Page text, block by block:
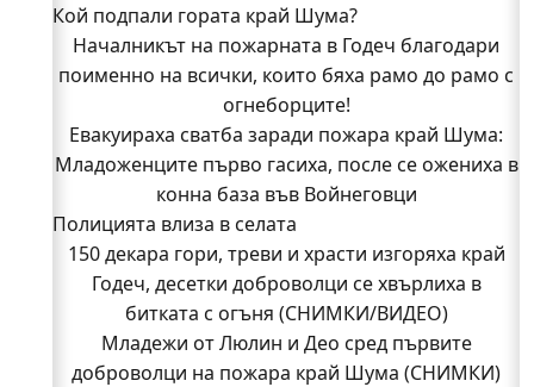
Младежи от Люлин и Део сред първите
доброволци на пожара край Шума (СНИМКИ)
Началникът на пожарната в Годеч благодари
поименно на всички, които бяха рамо до рамо с
огнеборците!
150 декара гори, треви и храсти изгоряха край
Годеч, десетки доброволци се хвърлиха в
битката с огъня (СНИМКИ/ВИДЕО)
Полицията влиза в селата
Възможни са прекъсвания на тока утре в части
от община Годеч
Какво накара Яна и Станимир да изберат Годеч
пред живота в чужбина? (ВИДЕО)
Кой подпали гората край Шума?
Началникът на пожарната в Годеч благодари
поименно на всички, които бяха рамо до рамо с
огнеборците!
Евакуираха сватба заради пожара край Шума:
Младоженците първо гасиха, после се ожениха в
конна база във Войнеговци
Полицията влиза в селата
150 декара гори, треви и храсти изгоряха край
Годеч, десетки доброволци се хвърлиха в
битката с огъня (СНИМКИ/ВИДЕО)
Младежи от Люлин и Део сред първите
доброволци на пожара край Шума (СНИМКИ)